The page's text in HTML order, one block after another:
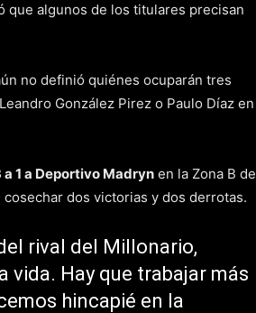
algunos de los titulares precisan
no definió quiénes ocuparán tres
González Pirez o Paulo Díaz en
1 a Deportivo Madryn en la Zona B de
dos victorias y dos derrotas.
rival del Millonario,
vida. Hay que trabajar más
hincapié en la